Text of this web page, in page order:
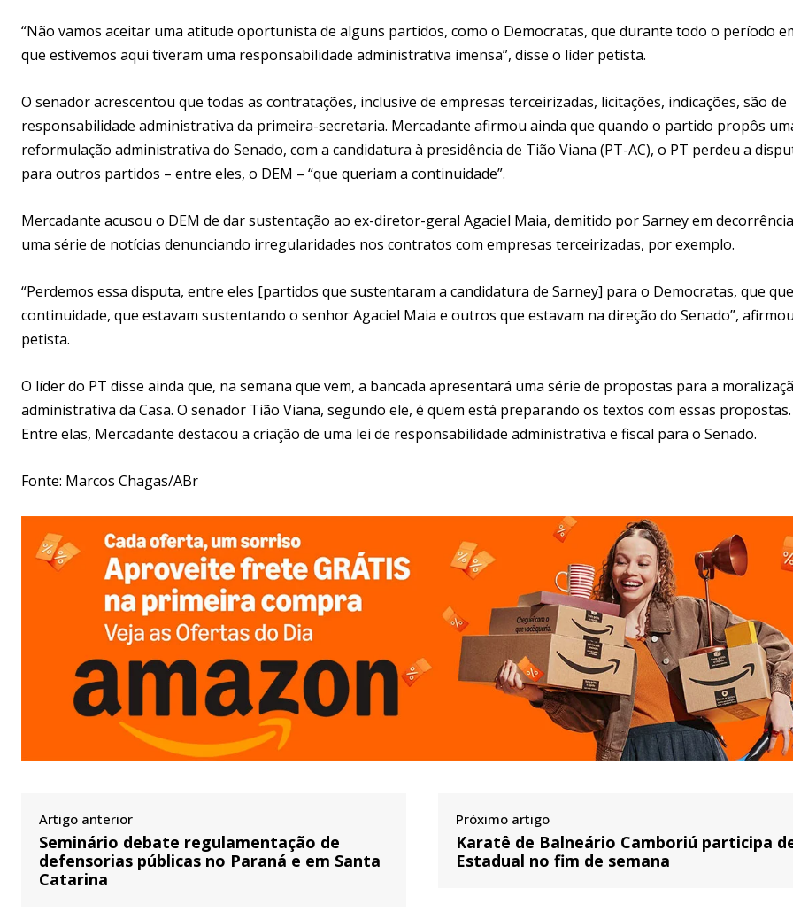
“Não vamos aceitar uma atitude oportunista de alguns partidos, como o Democratas, que durante todo o período
que estivemos aqui tiveram uma responsabilidade administrativa imensa”, disse o líder petista.
O senador acrescentou que todas as contratações, inclusive de empresas terceirizadas, licitações, indicações, são de
responsabilidade administrativa da primeira-secretaria. Mercadante afirmou ainda que quando o partido propôs
reformulação administrativa do Senado, com a candidatura à presidência de Tião Viana (PT-AC), o PT perdeu a
para outros partidos – entre eles, o DEM – “que queriam a continuidade”.
Mercadante acusou o DEM de dar sustentação ao ex-diretor-geral Agaciel Maia, demitido por Sarney em
uma série de notícias denunciando irregularidades nos contratos com empresas terceirizadas, por exemplo.
“Perdemos essa disputa, entre eles [partidos que sustentaram a candidatura de Sarney] para o Democratas, que
continuidade, que estavam sustentando o senhor Agaciel Maia e outros que estavam na direção do Senado”,
petista.
O líder do PT disse ainda que, na semana que vem, a bancada apresentará uma série de propostas para a
administrativa da Casa. O senador Tião Viana, segundo ele, é quem está preparando os textos com essas propostas.
Entre elas, Mercadante destacou a criação de uma lei de responsabilidade administrativa e fiscal para o Senado.
Fonte: Marcos Chagas/ABr
Artigo anterior
Seminário debate regulamentação de
defensorias públicas no Paraná e em Santa
Catarina
Próximo artigo
Karatê de Balneário Camboriú participa
Estadual no fim de semana